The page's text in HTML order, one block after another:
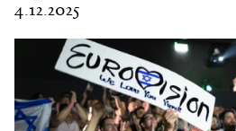
4.12.2025